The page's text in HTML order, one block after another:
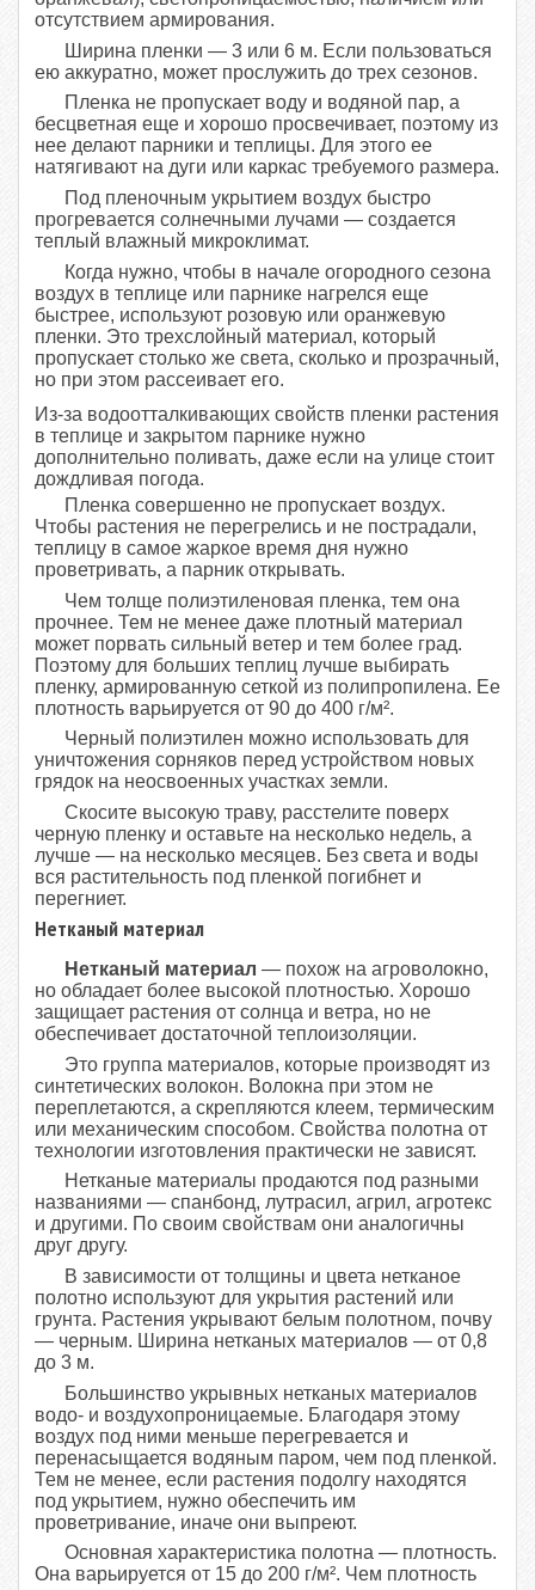
отсутствием армирования.
Ширина пленки — 3 или 6 м. Если пользоваться
ею аккуратно, может прослужить до трех сезонов.
Пленка не пропускает воду и водяной пар, а
бесцветная еще и хорошо просвечивает, поэтому из
нее делают парники и теплицы. Для этого ее
натягивают на дуги или каркас требуемого размера.
Под пленочным укрытием воздух быстро
прогревается солнечными лучами — создается
теплый влажный микроклимат.
Когда нужно, чтобы в начале огородного сезона
воздух в теплице или парнике нагрелся еще
быстрее, используют розовую или оранжевую
пленки. Это трехслойный материал, который
пропускает столько же света, сколько и прозрачный,
но при этом рассеивает его.
Из-за водоотталкивающих свойств пленки растения
в теплице и закрытом парнике нужно
дополнительно поливать, даже если на улице стоит
дождливая погода.
Пленка совершенно не пропускает воздух.
Чтобы растения не перегрелись и не пострадали,
теплицу в самое жаркое время дня нужно
проветривать, а парник открывать.
Чем толще полиэтиленовая пленка, тем она
прочнее. Тем не менее даже плотный материал
может порвать сильный ветер и тем более град.
Поэтому для больших теплиц лучше выбирать
пленку, армированную сеткой из полипропилена. Ее
плотность варьируется от 90 до 400 г/м².
Черный полиэтилен можно использовать для
уничтожения сорняков перед устройством новых
грядок на неосвоенных участках земли.
Скосите высокую траву, расстелите поверх
черную пленку и оставьте на несколько недель, а
лучше — на несколько месяцев. Без света и воды
вся растительность под пленкой погибнет и
перегниет.
Нетканый материал
Нетканый материал — похож на агроволокно,
но обладает более высокой плотностью. Хорошо
защищает растения от солнца и ветра, но не
обеспечивает достаточной теплоизоляции.
Это группа материалов, которые производят из
синтетических волокон. Волокна при этом не
переплетаются, а скрепляются клеем, термическим
или механическим способом. Свойства полотна от
технологии изготовления практически не зависят.
Нетканые материалы продаются под разными
названиями — спанбонд, лутрасил, агрил, агротекс
и другими. По своим свойствам они аналогичны
друг другу.
В зависимости от толщины и цвета нетканое
полотно используют для укрытия растений или
грунта. Растения укрывают белым полотном, почву
— черным. Ширина нетканых материалов — от 0,8
до 3 м.
Большинство укрывных нетканых материалов
водо- и воздухопроницаемые. Благодаря этому
воздух под ними меньше перегревается и
перенасыщается водяным паром, чем под пленкой.
Тем не менее, если растения подолгу находятся
под укрытием, нужно обеспечить им
проветривание, иначе они выпреют.
Основная характеристика полотна — плотность.
Она варьируется от 15 до 200 г/м². Чем плотность